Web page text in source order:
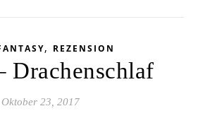
, REZENSION
Drachenschlaf
Oktober 23, 2017